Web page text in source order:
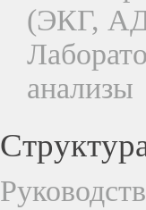
(ЭКГ,
анализы